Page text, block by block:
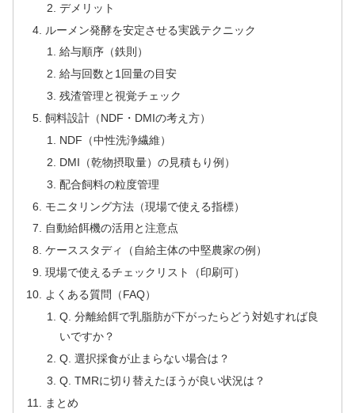
デメリット
ルーメン発酵を安定させる実践テクニック
給与順序（鉄則）
給与回数と1回量の目安
残渣管理と視覚チェック
飼料設計（NDF・DMIの考え方）
NDF（中性洗浄繊維）
DMI（乾物摂取量）の見積もり例）
配合飼料の粒度管理
モニタリング方法（現場で使える指標）
自動給餌機の活用と注意点
ケーススタディ（自給主体の中堅農家の例）
現場で使えるチェックリスト（印刷可）
よくある質問（FAQ）
Q. 分離給餌で乳脂肪が下がったらどう対処すれば良
いですか？
Q. 選択採食が止まらない場合は？
Q. TMRに切り替えたほうが良い状況は？
まとめ